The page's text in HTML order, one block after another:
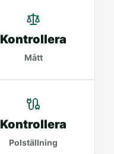
Kontrollera
Mått
Kontrollera
Polställning